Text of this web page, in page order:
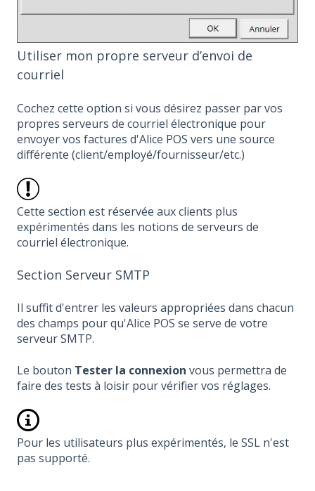
Utiliser mon propre serveur d’envoi de
courriel
Cochez cette option si vous désirez passer par vos
propres serveurs de courriel électronique pour
envoyer vos factures d'Alice POS vers une source
différente (client/employé/fournisseur/etc.)
Cette section est réservée aux clients plus
expérimentés dans les notions de serveurs de
courriel électronique.
Section Serveur SMTP
Il suffit d'entrer les valeurs appropriées dans chacun
des champs pour qu'Alice POS se serve de votre
serveur SMTP.
Le bouton Tester la connexion vous permettra de
faire des tests à loisir pour vérifier vos réglages.
Pour les utilisateurs plus expérimentés, le SSL n'est
pas supporté.